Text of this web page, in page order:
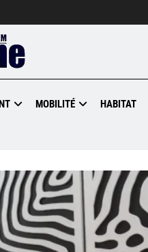
MOBILITÉ HABITAT